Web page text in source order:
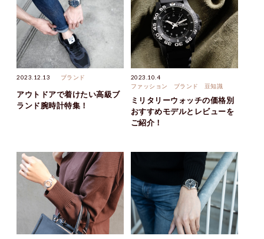
2023.12.13 ブランド
アウトドアで着けたい高級ブ
ランド腕時計特集！
2023.10.4
ファッション
ブランド 豆知識
ミリタリーウォッチの価格別
おすすめモデルとレビューを
ご紹介！